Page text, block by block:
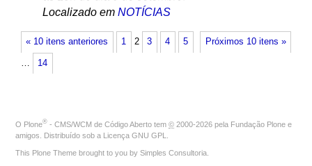
Localizado em NOTÍCIAS
« 10 itens anteriores Próximos 10 itens »
1 2 3 4 5
… 14
O Plone® - CMS/WCM de Código Aberto tem © 2000-2026 pela Fundação Plone e
amigos. Distribuído sob a Licença GNU GPL
This Plone Theme brought to you by Simples Consultoria